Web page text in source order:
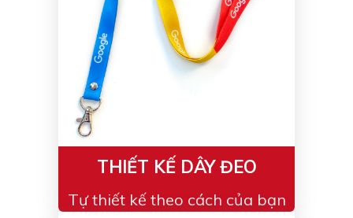
THIẾT KẾ DÂY ĐEO
Tự thiết kế theo cách của bạn